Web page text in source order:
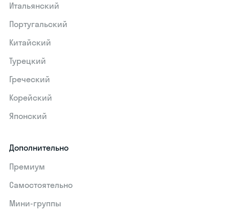
Итальянский
Португальский
Китайский
Турецкий
Греческий
Корейский
Японский
Дополнительно
Премиум
Самостоятельно
Мини-группы